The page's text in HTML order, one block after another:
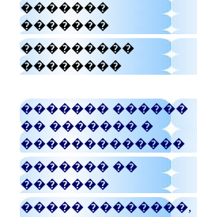
�������
�������
���������
��������
������� ������
�� ������� �
�������������
������� ��
�������
����� ��������,